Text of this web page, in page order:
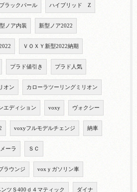
ブラックパール ハイブリッド Z
ノア内装 新型ノア2022
ＶＯＸＹ新型2022納期
プラド値引き プラド人気
オン カローラツーリングミリオン
エディション voxy ヴォクシー
voxyフルモデルチェンジ 納車
ーラ ＳＣ
ラウンジ voxｙガソリン車
ンツＳ400ｄ４マティック ダイナ